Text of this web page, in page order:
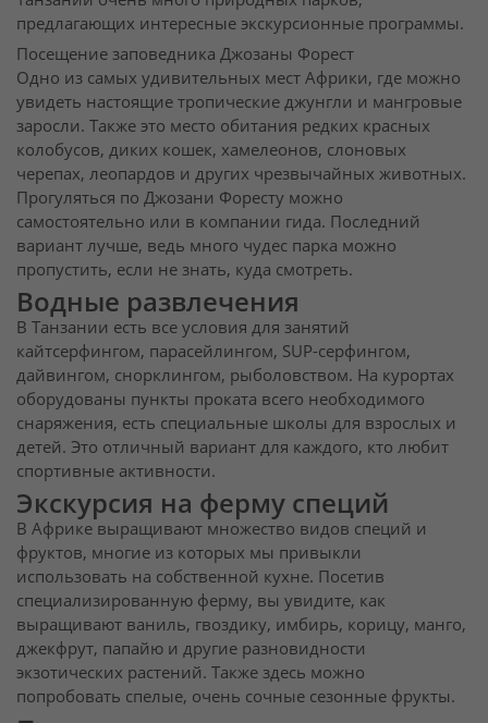
предлагающих интересные экскурсионные программы.
Посещение заповедника Джозаны Форест
Одно из самых удивительных мест Африки, где можно
увидеть настоящие тропические джунгли и мангровые
заросли. Также это место обитания редких красных
колобусов, диких кошек, хамелеонов, слоновых
черепах, леопардов и других чрезвычайных животных.
Прогуляться по Джозани Форесту можно
самостоятельно или в компании гида. Последний
вариант лучше, ведь много чудес парка можно
пропустить, если не знать, куда смотреть.
Водные развлечения
В Танзании есть все условия для занятий
кайтсерфингом, парасейлингом, SUP-серфингом,
дайвингом, снорклингом, рыболовством. На курортах
оборудованы пункты проката всего необходимого
снаряжения, есть специальные школы для взрослых и
детей. Это отличный вариант для каждого, кто любит
спортивные активности.
Экскурсия на ферму специй
В Африке выращивают множество видов специй и
фруктов, многие из которых мы привыкли
использовать на собственной кухне. Посетив
специализированную ферму, вы увидите, как
выращивают ваниль, гвоздику, имбирь, корицу, манго,
джекфрут, папайю и другие разновидности
экзотических растений. Также здесь можно
попробовать спелые, очень сочные сезонные фрукты.